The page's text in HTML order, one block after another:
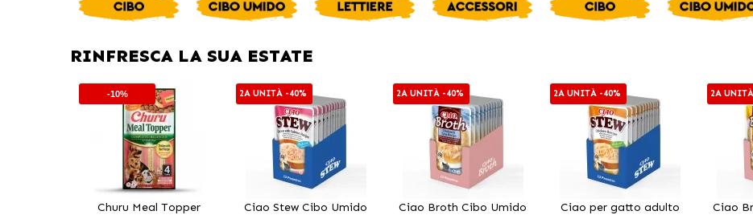
RINFRESCA LA SUA ESTATE
-10%
Churu Meal Topper
2A UNITÀ -40%
Ciao Stew Cibo Umido
2A UNITÀ -40%
Ciao Broth Cibo Umido
2A UNITÀ -40%
Ciao per gatto adulto
2A
Ciao